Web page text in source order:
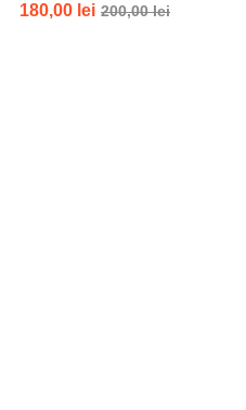
5.00din 5
180,00 lei 200,00lei